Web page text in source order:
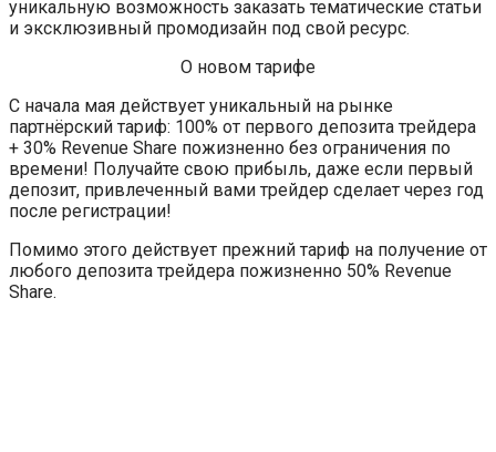
уникальную возможность заказать тематические статьи
и эксклюзивный промодизайн под свой ресурс.
О новом тарифе
С начала мая действует уникальный на рынке
партнёрский тариф: 100% от первого депозита трейдера
+ 30% Revenue Share пожизненно без ограничения по
времени! Получайте свою прибыль, даже если первый
депозит, привлеченный вами трейдер сделает через год
после регистрации!
Помимо этого действует прежний тариф на получение от
любого депозита трейдера пожизненно 50% Revenue
Share.